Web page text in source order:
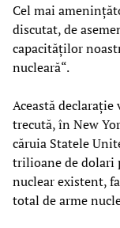
Cel mai
discutat, de
capacităților
nucleară“.
Această
trecută, în New
căruia Statele
trilioane de dolari
nuclear existent,
total de arme